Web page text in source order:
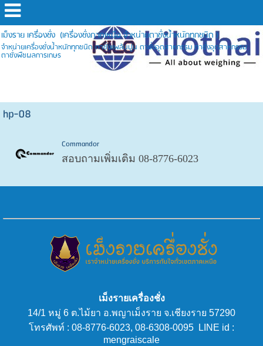
เม็งราย เครื่องชั่ง (เครื่องชั่งภาคเหนือ จำหน่ายตาชั่งน้ำหนักทุกชนิด )
จำหน่ายเครื่องชั่งน้ำหนักทุกชนิด ตาชั่งแพล้นปูน ตาชั่งอุตสาหกรรม ตาชั่งอุตสาหกรรม
ตาชั่งพืชผลการเกษร
hp-08
Commandor
สอบถามเพิ่มเติม 08-8776-6023
เม็งรายเครื่องชั่ง
14/1 หมู่ 6 ต.ไม้ยา อ.พญาเม็งราย จ.เชียงราย 57290
โทรศัพท์ : 08-8776-6023, 08-6308-0095 LINE id :
mengraiscale